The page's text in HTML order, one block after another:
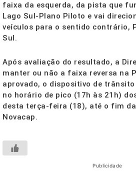
faixa da esquerda, da pista que
Lago Sul-Plano Piloto e vai
veículos para o sentido contrário,
Sul.
Após avaliação do resultado, a
manter ou não a faixa reversa na
aprovado, o dispositivo de
no horário de pico (17h às 21h)
desta terça-feira (18), até o fim
Novacap.
Publicidade